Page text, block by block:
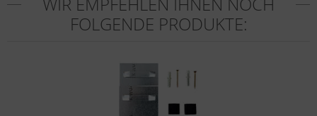
FOLGENDE PRODUKTE: